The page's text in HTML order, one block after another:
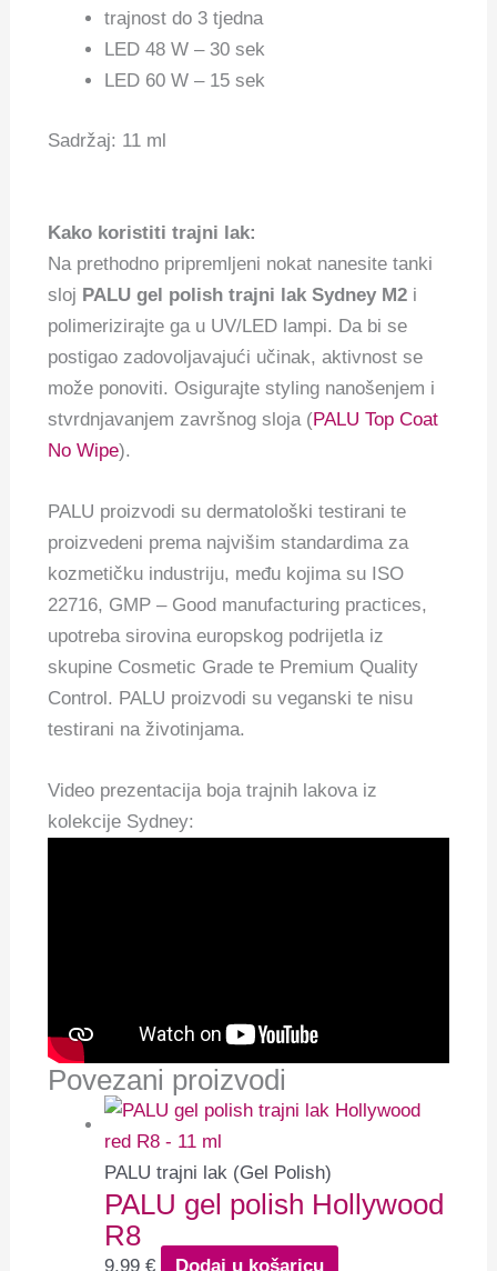
trajnost do 3 tjedna
LED 48 W – 30 sek
LED 60 W – 15 sek
Sadržaj: 11 ml
Kako koristiti trajni lak:
Na prethodno pripremljeni nokat nanesite tanki
sloj PALU gel polish trajni lak Sydney M2 i
polimerizirajte ga u UV/LED lampi. Da bi se
postigao zadovoljavajući učinak, aktivnost se
može ponoviti. Osigurajte styling nanošenjem i
stvrdnjavanjem završnog sloja (PALU Top Coat
No Wipe).
PALU proizvodi su dermatološki testirani te
proizvedeni prema najvišim standardima za
kozmetičku industriju, među kojima su ISO
22716, GMP – Good manufacturing practices,
upotreba sirovina europskog podrijetla iz
skupine Cosmetic Grade te Premium Quality
Control. PALU proizvodi su veganski te nisu
testirani na životinjama.
Video prezentacija boja trajnih lakova iz
kolekcije Sydney:
Povezani proizvodi
PALU trajni lak (Gel Polish)
PALU gel polish Hollywood
R8
9,99€ Dodaj u košaricu